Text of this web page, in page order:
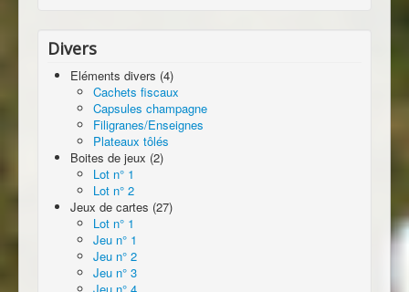
Divers
Eléments divers (4)
Cachets fiscaux
Capsules champagne
Filigranes/Enseignes
Plateaux tôlés
Boites de jeux (2)
Lot n° 1
Lot n° 2
Jeux de cartes (27)
Lot n° 1
Jeu n° 1
Jeu n° 2
Jeu n° 3